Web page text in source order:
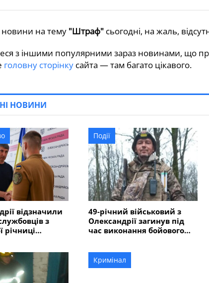
новини на тему "Штраф" сьогодні, на жаль,
з іншими популярними зараз новинами, що
головну сторінку сайта — там багато цікавого.
НОВИНИ
відзначили
з
річниці
Події
49-річний військовий з
Олександрії загинув під
час виконання бойового
Кримінал